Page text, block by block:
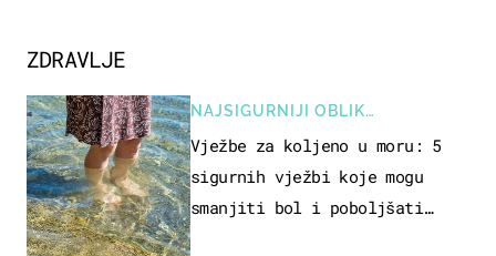
ZDRAVLJE
NAJSIGURNIJI OBLIK
REKREACIJE
Vježbe za koljeno u moru: 5
sigurnih vježbi koje mogu
smanjiti bol i poboljšati